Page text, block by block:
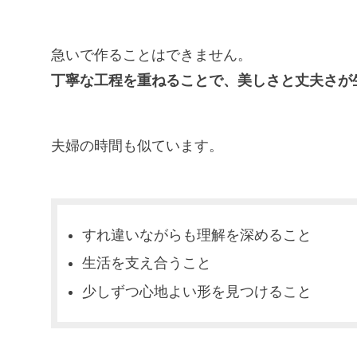
急いで作ることはできません。
丁寧な工程を重ねることで、美しさと丈夫さが
夫婦の時間も似ています。
すれ違いながらも理解を深めること
生活を支え合うこと
少しずつ心地よい形を見つけること